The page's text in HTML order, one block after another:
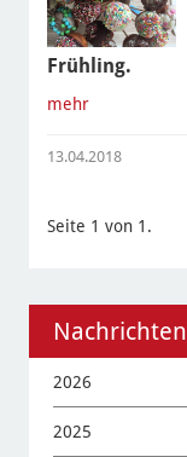
Frühling.
mehr
13.04.2018
Seite 1 von 1.
2026
2025